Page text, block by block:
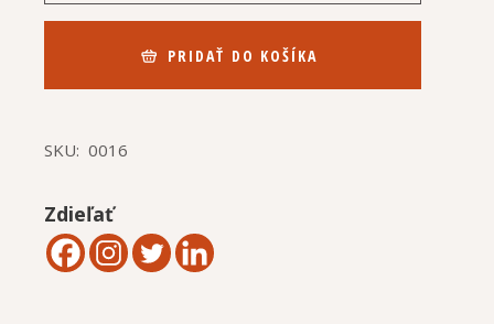
PRIDAŤ DO KOŠÍKA
SKU: 0016
Zdieľať